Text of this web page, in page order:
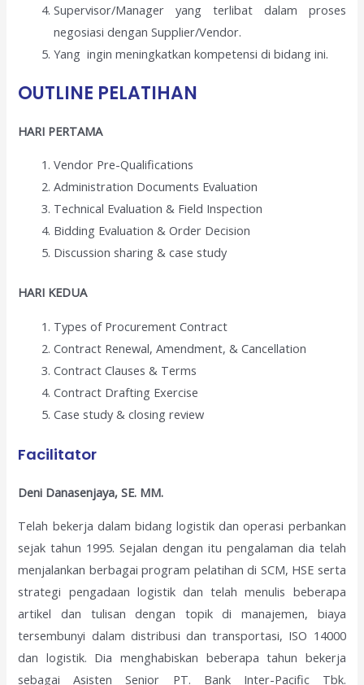
Supervisor/Manager yang terlibat dalam proses
negosiasi dengan Supplier/Vendor.
Yang ingin meningkatkan kompetensi di bidang ini.
OUTLINE PELATIHAN
HARI PERTAMA
Vendor Pre-Qualifications
Administration Documents Evaluation
Technical Evaluation & Field Inspection
Bidding Evaluation & Order Decision
Discussion sharing & case study
HARI KEDUA
Types of Procurement Contract
Contract Renewal, Amendment, & Cancellation
Contract Clauses & Terms
Contract Drafting Exercise
Case study & closing review
Facilitator
Deni Danasenjaya, SE. MM.
Telah bekerja dalam bidang logistik dan operasi perbankan
sejak tahun 1995. Sejalan dengan itu pengalaman dia telah
menjalankan berbagai program pelatihan di SCM, HSE serta
strategi pengadaan logistik dan telah menulis beberapa
artikel dan tulisan dengan topik di manajemen, biaya
tersembunyi dalam distribusi dan transportasi, ISO 14000
dan logistik. Dia menghabiskan beberapa tahun bekerja
sebagai Asisten Senior PT. Bank Inter-Pacific Tbk.